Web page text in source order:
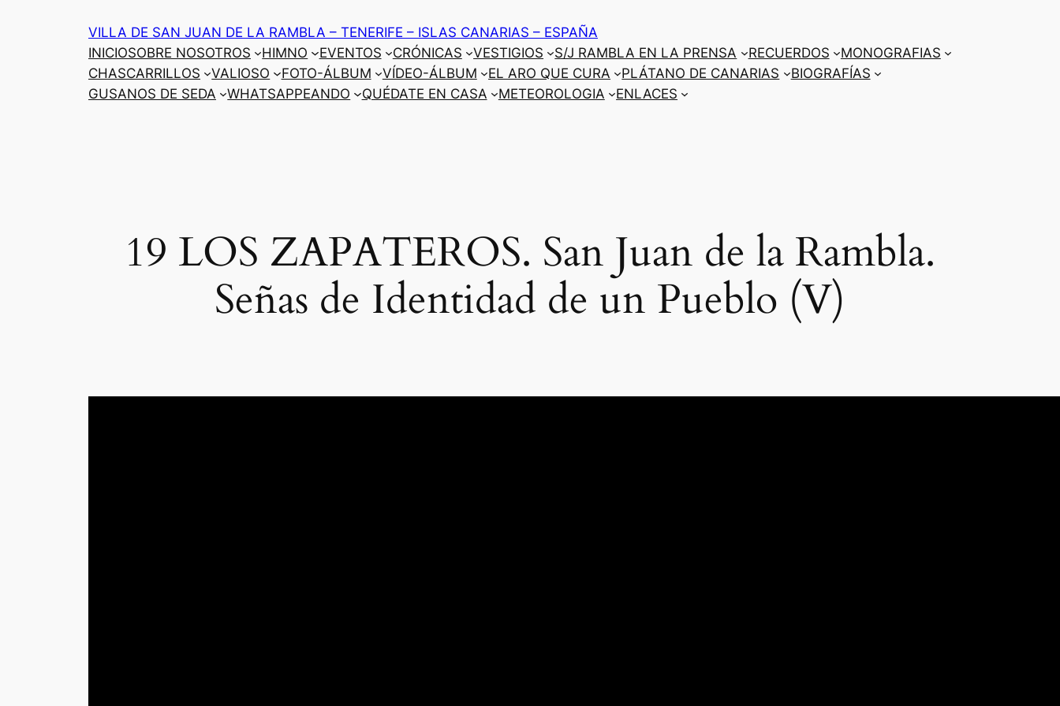
VILLA DE SAN JUAN DE LA RAMBLA – TENERIFE – ISLAS CANARIAS – ESPAÑA
INICIOSOBRE NOSOTROS HIMNO EVENTOS CRÓNICAS VESTIGIOS S/J RAMBLA EN LA PRENSA RECUERDOS
MONOGRAFIAS
CHASCARRILLOS
VALIOSO FOTO-ÁLBUM VÍDEO-ÁLBUM EL ARO QUE CURA PLÁTANO DE CANARIAS
BIOGRAFÍAS
GUSANOS DE SEDA
WHATSAPPEANDO QUÉDATE EN CASA METEOROLOGIA ENLACES
19 LOS ZAPATEROS. San Juan de la Rambla.
Señas de Identidad de un Pueblo (V)